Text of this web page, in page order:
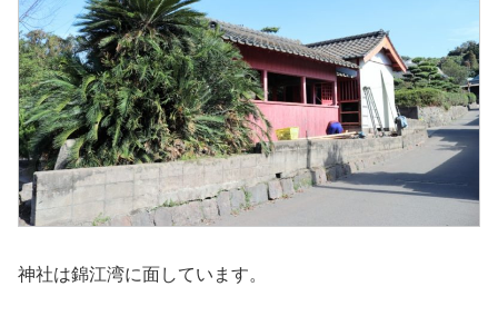
神社は錦江湾に面しています。